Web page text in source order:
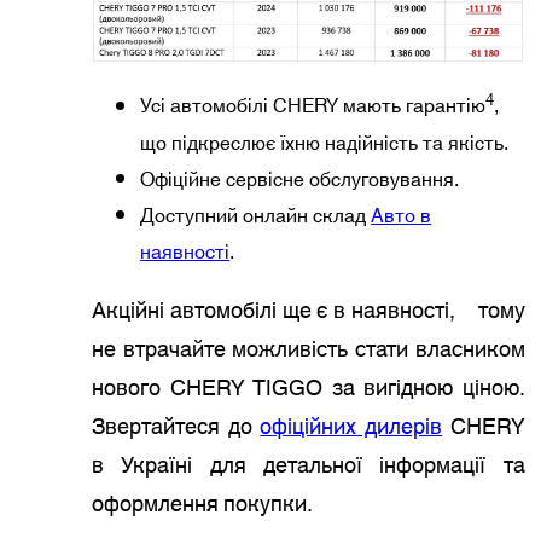
Усі автомобілі CHERY мають гарантію4,
що підкреслює їхню надійність та якість.
Офіційне сервісне обслуговування.
Доступний онлайн складАвто в
наявності.
Акційні автомобілі ще є в наявності, тому
не втрачайте можливість стати власником
нового CHERY TIGGO за вигідною ціною.
Звертайтеся доофіційних дилерівCHERY
в Україні для детальної інформації та
оформлення покупки.